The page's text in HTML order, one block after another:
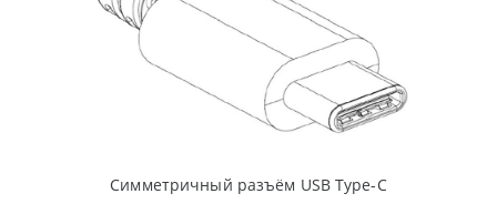
Симметричный разъём USB Type-C